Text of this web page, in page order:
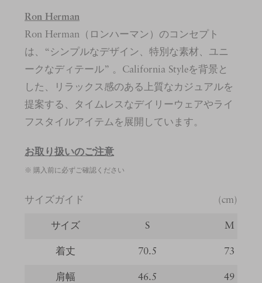
Ron Herman
Ron Herman（ロンハーマン）のコンセプト
は、“シンプルなデザイン、特別な素材、ユニ
ークなディテール” 。California Styleを背景と
した、リラックス感のある上質なカジュアルを
提案する、タイムレスなデイリーウェアやライ
フスタイルアイテムを展開しています。
お取り扱いのご注意
※ 購入前に必ずご確認ください
サイズガイド (cm)
サイズ S M
着丈 70.5 73
肩幅 46.5 49